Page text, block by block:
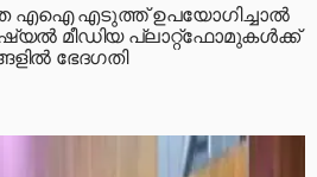
എഐ എടുത്ത് ഉപയോഗിച്ചാല്‍
മീഡിയ പ്ലാറ്റ്‌ഫോമുകള്‍ക്ക്
ഭേദഗതി